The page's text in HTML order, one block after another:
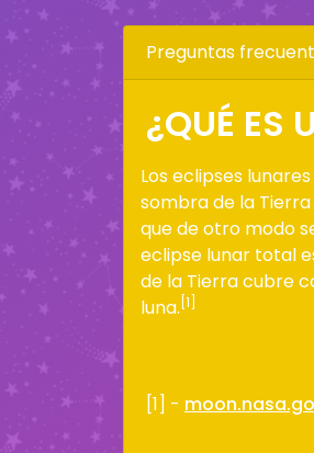
Preguntas
¿QUÉ ES
Los eclipses
sombra de la
que de otro modo
eclipse lunar total
de la Tierra cubre
luna. [1]
[1] -